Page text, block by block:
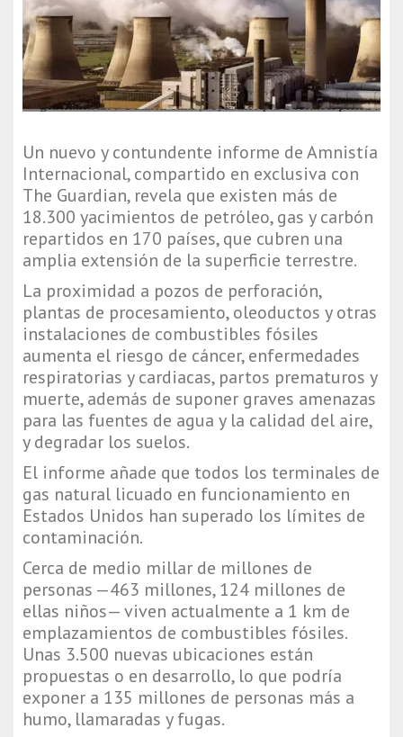
Un nuevo y contundente informe de Amnistía
Internacional, compartido en exclusiva con
The Guardian, revela que existen más de
18.300 yacimientos de petróleo, gas y carbón
repartidos en 170 países, que cubren una
amplia extensión de la superficie terrestre.
La proximidad a pozos de perforación,
plantas de procesamiento, oleoductos y otras
instalaciones de combustibles fósiles
aumenta el riesgo de cáncer, enfermedades
respiratorias y cardiacas, partos prematuros y
muerte, además de suponer graves amenazas
para las fuentes de agua y la calidad del aire,
y degradar los suelos.
El informe añade que todos los terminales de
gas natural licuado en funcionamiento en
Estados Unidos han superado los límites de
contaminación.
Cerca de medio millar de millones de
personas —463 millones, 124 millones de
ellas niños— viven actualmente a 1 km de
emplazamientos de combustibles fósiles.
Unas 3.500 nuevas ubicaciones están
propuestas o en desarrollo, lo que podría
exponer a 135 millones de personas más a
humo, llamaradas y fugas.